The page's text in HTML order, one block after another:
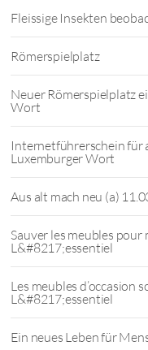
Fleissige Insekten
Römerspielplatz
Neuer Römerspielplatz
Wort
Internetführerschein für
Luxemburger Wort
Aus alt mach neu (a)
Sauver les meubles pour
L&#8217;essentiel
Les meubles d’occasion
L&#8217;essentiel
Ein neues Leben für